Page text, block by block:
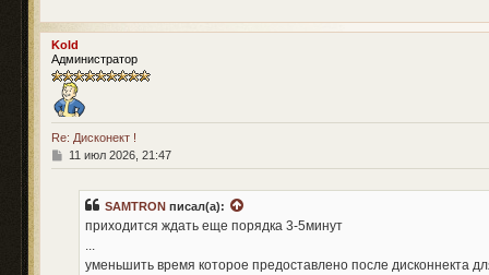
Kold
Администратор
Re: Дисконект !
С
о
11 июл 2026, 21:47
SAMTRON писал(а):
приходится ждать еще порядка 3-5минут
...
уменьшить время которое предоставлено после дисконнекта